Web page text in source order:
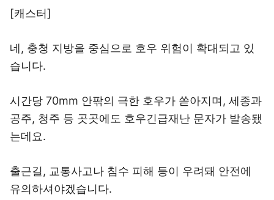
[캐스터]
네, 충청 지방을 중심으로 호우 위험이 확대되고 있
습니다.
시간당 70mm 안팎의 극한 호우가 쏟아지며, 세종과
공주, 청주 등 곳곳에도 호우긴급재난 문자가 발송됐
는데요.
출근길, 교통사고나 침수 피해 등이 우려돼 안전에
유의하셔야겠습니다.